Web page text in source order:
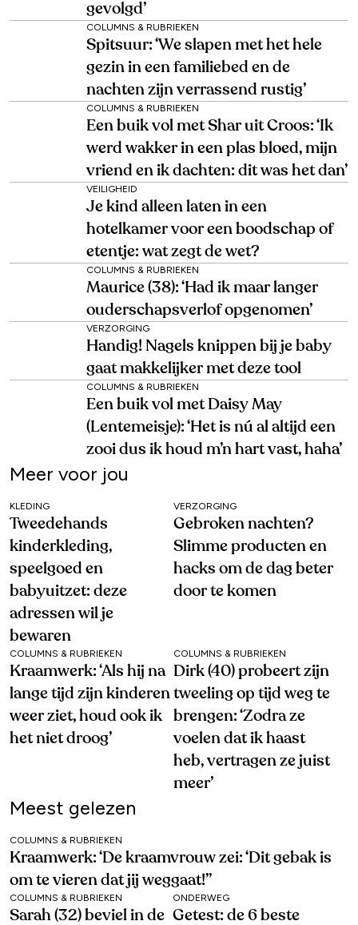
gevolgd’
COLUMNS & RUBRIEKEN
Spitsuur: ‘We slapen met het hele
gezin in een familiebed en de
nachten zijn verrassend rustig’
COLUMNS & RUBRIEKEN
Een buik vol met Shar uit Croos: ‘Ik
werd wakker in een plas bloed, mijn
vriend en ik dachten: dit was het dan’
VEILIGHEID
Je kind alleen laten in een
hotelkamer voor een boodschap of
etentje: wat zegt de wet?
COLUMNS & RUBRIEKEN
Maurice (38): ‘Had ik maar langer
ouderschapsverlof opgenomen’
VERZORGING
Handig! Nagels knippen bij je baby
gaat makkelijker met deze tool
COLUMNS & RUBRIEKEN
Een buik vol met Daisy May
(Lentemeisje): ‘Het is nú al altijd een
zooi dus ik houd m’n hart vast, haha’
Meer voor jou
KLEDING
Tweedehands
kinderkleding,
speelgoed en
babyuitzet: deze
adressen wil je
bewaren
VERZORGING
Gebroken nachten?
Slimme producten en
hacks om de dag beter
door te komen
COLUMNS & RUBRIEKEN
Kraamwerk: ‘Als hij na
lange tijd zijn kinderen
weer ziet, houd ook ik
het niet droog’
COLUMNS & RUBRIEKEN
Dirk (40) probeert zijn
tweeling op tijd weg te
brengen: ‘Zodra ze
voelen dat ik haast
heb, vertragen ze juist
meer’
Meest gelezen
COLUMNS & RUBRIEKEN
Kraamwerk: ‘De kraamvrouw zei: ‘Dit gebak is
om te vieren dat jij weggaat!’’
COLUMNS & RUBRIEKEN
Sarah (32) beviel in de
ONDERWEG
Getest: de 6 beste